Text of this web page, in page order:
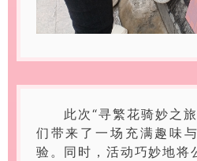
此次“寻繁花骑妙之
们带来了一场充满趣味
验。同时，活动巧妙地将